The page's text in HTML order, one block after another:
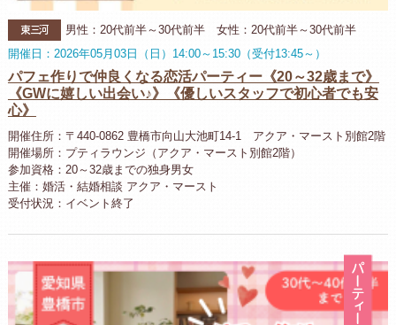
東三河
男性：20代前半～30代前半 女性：20代前半～30代前半
開催日：2026年05月03日（日）14:00～15:30（受付13:45～）
パフェ作りで仲良くなる恋活パーティー《20～32歳まで》
《GWに嬉しい出会い♪》《優しいスタッフで初心者でも安
心》
開催住所：〒440-0862 豊橋市向山大池町14-1 アクア・マースト別館2階
開催場所：プティラウンジ（アクア・マースト別館2階）
参加資格：20～32歳までの独身男女
主催：婚活・結婚相談 アクア・マースト
受付状況：イベント終了
パ